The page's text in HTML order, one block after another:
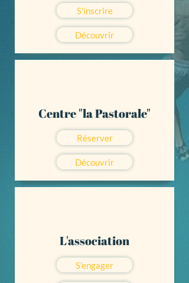
S'inscrire
Découvrir
Centre "la Pastorale"
Réserver
Découvrir
L'association
S'engager